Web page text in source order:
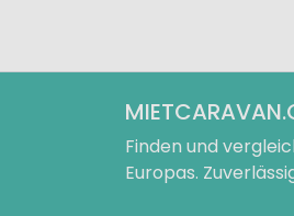
Finden und
Europas.